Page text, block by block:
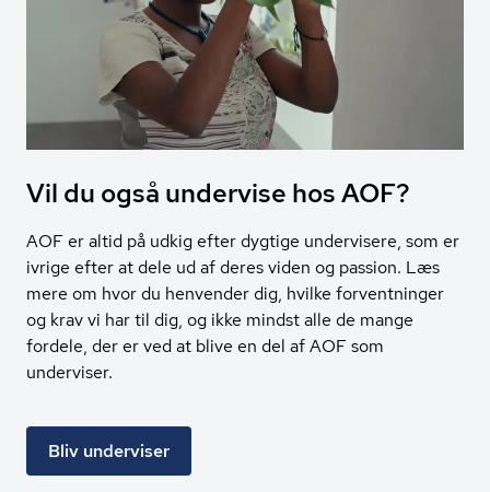
Vil du også undervise hos AOF?
AOF er altid på udkig efter dygtige undervisere, som er
ivrige efter at dele ud af deres viden og passion. Læs
mere om hvor du henvender dig, hvilke forventninger
og krav vi har til dig, og ikke mindst alle de mange
fordele, der er ved at blive en del af AOF som
underviser.
Bliv underviser